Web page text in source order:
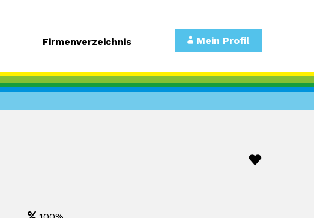
Firmenverzeichnis Mein Profil